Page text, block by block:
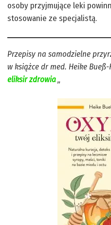
osoby przyjmujące leki
stosowanie ze specjalistą.
Przepisy na samodzielne
w książce dr med. Heike
eliksir zdrowia„